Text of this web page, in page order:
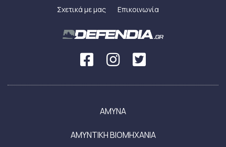
Σχετικά με μας Επικοινωνία
ΑΜΥΝΑ
ΑΜΥΝΤΙΚΗ ΒΙΟΜΗΧΑΝΙΑ